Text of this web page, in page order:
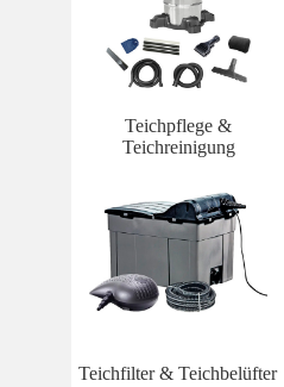
Teichpflege &
Teichreinigung
Teichfilter & Teichbelüfter